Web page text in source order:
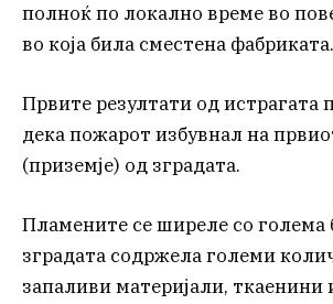
полноќ по локално време во
во која била сместена фабриката.
Првите резултати од истрагата
дека пожарот избувнал на
(приземје) од зградата.
Пламените се ширеле со голема
зградата содржела големи
запаливи материјали,